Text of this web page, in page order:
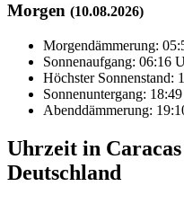
Morgen (10.08.2026)
Morgendämmerung:
Sonnenaufgang: 06:16
Höchster Sonnenstand:
Sonnenuntergang:
Abenddämmerung:
Uhrzeit in
Deutschland